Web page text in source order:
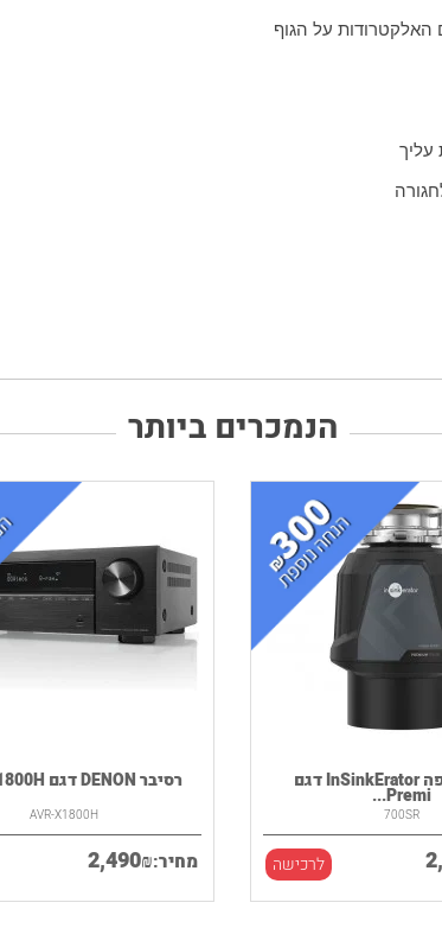
האלקטרודות על הגוף
עליך
הנמכרים ביותר
רסיבר DENON דגם AVR-X1800H
AVR-X1800H
מחיר: 2,490₪
טוחן אשפה InSinkErator דגם
Premi...
700SR
לרכישה